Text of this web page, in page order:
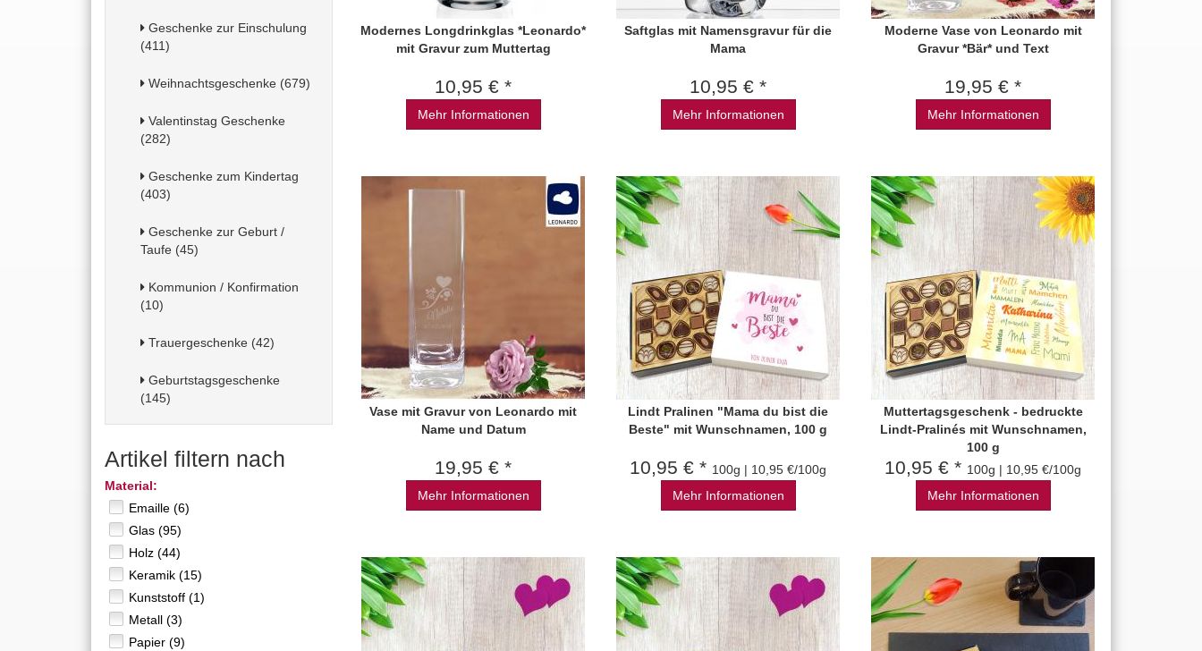
Geschenke zur Einschulung
(411)
Weihnachtsgeschenke (679)
Valentinstag Geschenke
(282)
Geschenke zum Kindertag
(403)
Geschenke zur Geburt /
Taufe (45)
Kommunion / Konfirmation
(10)
Trauergeschenke (42)
Geburtstagsgeschenke
(145)
Artikel filtern nach
Material:
Emaille (6)
Glas (95)
Holz (44)
Keramik (15)
Kunststoff (1)
Metall (3)
Papier (9)
Modernes Longdrinkglas *Leonardo*
mit Gravur zum Muttertag
10,95 € *
Mehr Informationen
Saftglas mit Namensgravur für die
Mama
10,95 € *
Mehr Informationen
Moderne Vase von Leonardo mit
Gravur *Bär* und Text
19,95 € *
Mehr Informationen
Vase mit Gravur von Leonardo mit
Name und Datum
19,95 € *
Mehr Informationen
Lindt Pralinen "Mama du bist die
Beste" mit Wunschnamen, 100 g
10,95 € * 100g | 10,95 €/100g
Mehr Informationen
Muttertagsgeschenk - bedruckte
Lindt-Pralinés mit Wunschnamen,
100 g
10,95 € * 100g | 10,95 €/100g
Mehr Informationen